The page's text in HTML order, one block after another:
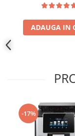
ADAUGA IN
-17%